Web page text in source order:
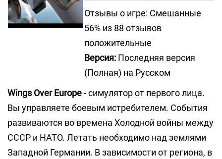
Отзывы о игре: Смешанные
56% из 88 отзывов
положительные
Версия: Последняя версия
(Полная) на Русском
Wings Over Europe- симулятор от первого лица.
Вы управляете боевым истребителем. События
развиваются во времена Холодной войны между
СССР и НАТО. Летать необходимо над землями
Западной Германии. В зависимости от региона, в